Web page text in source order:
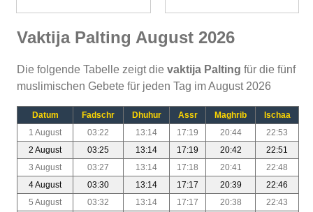
Vaktija Palting August 2026
Die folgende Tabelle zeigt die vaktija Palting für die fünf
muslimischen Gebete für jeden Tag im August 2026
Datum Fadschr Dhuhur Assr Maghrib
Ischaa
1 August
03:22 13:14 17:19 20:44
22:53
2 August
03:25 13:14 17:19 20:42
22:51
3 August
03:27 13:14 17:18 20:41
22:48
4 August
03:30 13:14 17:17 20:39
22:46
5 August
03:32 13:14 17:17 20:38
22:43